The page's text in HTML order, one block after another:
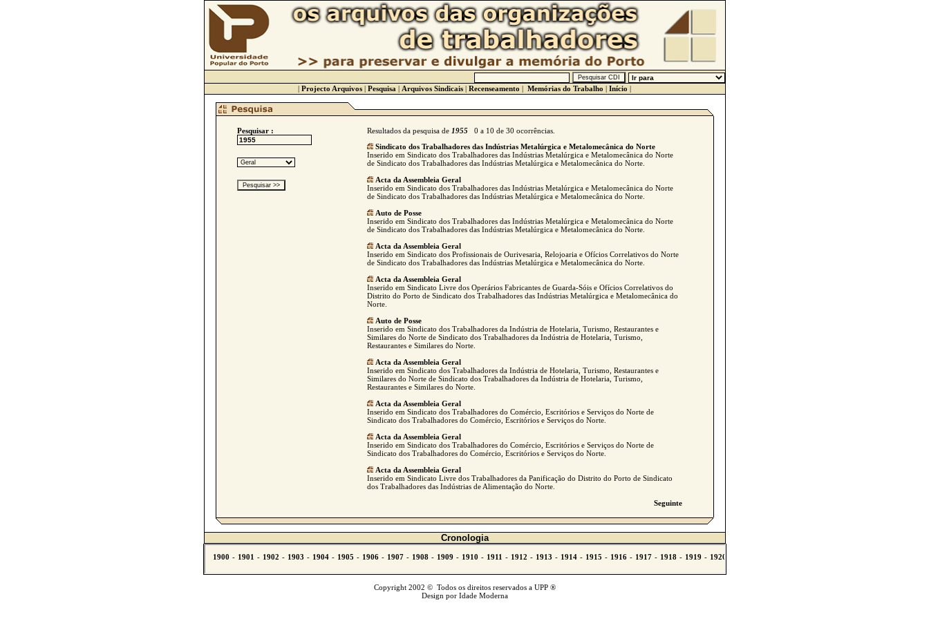
| Projecto Arquivos | Pesquisa | Arquivos Sindicais | Recenseamento | Memórias do Trabalho | Início |
Pesquisar : Resultados da pesquisa de 19550 a 10 de 30 ocorrências.
Sindicato dos Trabalhadores das Indústrias Metalúrgica e Metalomecânica do Norte
Inserido em Sindicato dos Trabalhadores das Indústrias Metalúrgica e Metalomecânica do Norte
de Sindicato dos Trabalhadores das Indústrias Metalúrgica e Metalomecânica do Norte.
Acta da Assembleia Geral
Inserido em Sindicato dos Trabalhadores das Indústrias Metalúrgica e Metalomecânica do Norte
de Sindicato dos Trabalhadores das Indústrias Metalúrgica e Metalomecânica do Norte.
Auto de Posse
Inserido em Sindicato dos Trabalhadores das Indústrias Metalúrgica e Metalomecânica do Norte
de Sindicato dos Trabalhadores das Indústrias Metalúrgica e Metalomecânica do Norte.
Acta da Assembleia Geral
Inserido em Sindicato dos Profissionais de Ourivesaria, Relojoaria e Ofícios Correlativos do Norte
de Sindicato dos Trabalhadores das Indústrias Metalúrgica e Metalomecânica do Norte.
Acta da Assembleia Geral
Inserido em Sindicato Livre dos Operários Fabricantes de Guarda-Sóis e Ofícios Correlativos do
Distrito do Porto de Sindicato dos Trabalhadores das Indústrias Metalúrgica e Metalomecânica do
Norte.
Auto de Posse
Inserido em Sindicato dos Trabalhadores da Indústria de Hotelaria, Turismo, Restaurantes e
Similares do Norte de Sindicato dos Trabalhadores da Indústria de Hotelaria, Turismo,
Restaurantes e Similares do Norte.
Acta da Assembleia Geral
Inserido em Sindicato dos Trabalhadores da Indústria de Hotelaria, Turismo, Restaurantes e
Similares do Norte de Sindicato dos Trabalhadores da Indústria de Hotelaria, Turismo,
Restaurantes e Similares do Norte.
Acta da Assembleia Geral
Inserido em Sindicato dos Trabalhadores do Comércio, Escritórios e Serviços do Norte de
Sindicato dos Trabalhadores do Comércio, Escritórios e Serviços do Norte.
Acta da Assembleia Geral
Inserido em Sindicato dos Trabalhadores do Comércio, Escritórios e Serviços do Norte de
Sindicato dos Trabalhadores do Comércio, Escritórios e Serviços do Norte.
Acta da Assembleia Geral
Inserido em Sindicato Livre dos Trabalhadores da Panificação do Distrito do Porto de Sindicato
dos Trabalhadores das Indústrias de Alimentação do Norte.
Seguinte
Cronologia
Copyright 2002 © Todos os direitos reservados a UPP ®
Design por Idade Moderna